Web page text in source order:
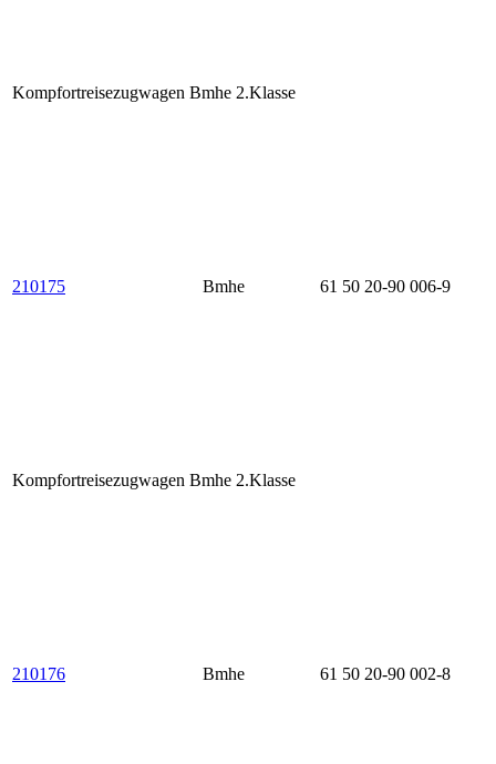
Kompfortreisezugwagen Bmhe 2.Klasse
210175 Bmhe 61 50 20-90 006-9
Kompfortreisezugwagen Bmhe 2.Klasse
210176 Bmhe 61 50 20-90 002-8